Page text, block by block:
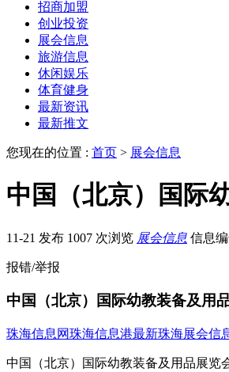
招商加盟
创业投资
展会信息
旅游信息
休闲娱乐
体育健身
最新资讯
最新推文
您现在的位置 : 首页 > 展会信息
中国（北京）国际
11-21 发布 1007 次浏览 展会信息 信息编
报错/举报
中国（北京）国际幼教装备及用
珠海信息网珠海信息港最新珠海展会信
中国（北京）国际幼教装备及用品展览会， 展会英文名：- China Beijing Children's Education Exhibition 举办时间：-/11/23----/11/25 举办展馆：中国国际展览中心;中国北京朝阳区北三环东路6号 乘车路线 所属行业：孕婴童 展会城市：北京|北京市 承办单位：北京合众会展有限公司 展会面积